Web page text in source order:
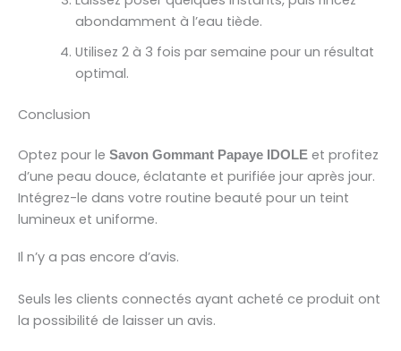
abondamment à l’eau tiède.
Utilisez 2 à 3 fois par semaine pour un résultat
optimal.
Conclusion
Optez pour le Savon Gommant Papaye IDOLE et profitez
d’une peau douce, éclatante et purifiée jour après jour.
Intégrez-le dans votre routine beauté pour un teint
lumineux et uniforme.
Il n’y a pas encore d’avis.
Seuls les clients connectés ayant acheté ce produit ont
la possibilité de laisser un avis.